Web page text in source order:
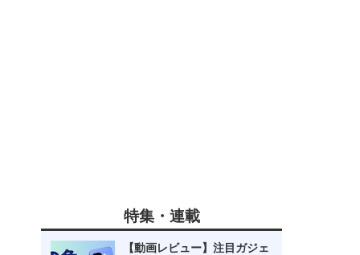
特集・連載
【動画レビュー】注目ガジェ